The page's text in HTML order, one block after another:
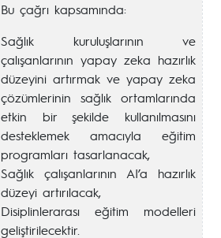
Bu çağrı kapsamında:
Sağlık kuruluşlarının ve
çalışanlarının yapay zeka hazırlık
düzeyini artırmak ve yapay zeka
çözümlerinin sağlık ortamlarında
etkin bir şekilde kullanılmasını
desteklemek amacıyla eğitim
programları tasarlanacak,
Sağlık çalışanlarının AI’a hazırlık
düzeyi artırılacak,
Disiplinlerarası eğitim modelleri
geliştirilecektir.